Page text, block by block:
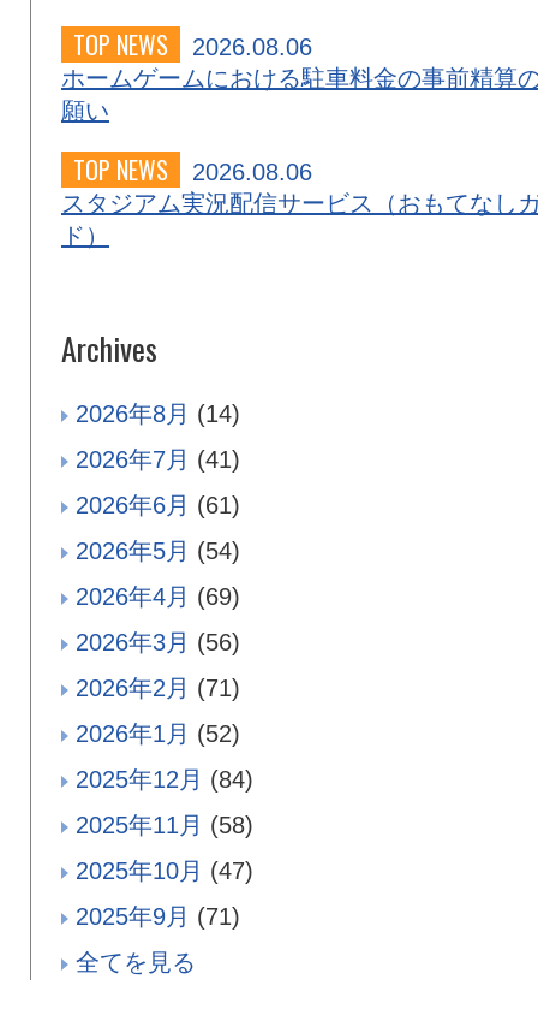
TOP NEWS
2026.08.06
ホームゲームにおける駐車料金の事前精算
願い
TOP NEWS
2026.08.06
スタジアム実況配信サービス（おもてなし
ド）
Archives
2026年8月 (14)
2026年7月 (41)
2026年6月 (61)
2026年5月 (54)
2026年4月 (69)
2026年3月 (56)
2026年2月 (71)
2026年1月 (52)
2025年12月 (84)
2025年11月 (58)
2025年10月 (47)
2025年9月 (71)
全てを見る